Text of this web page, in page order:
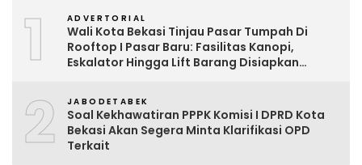
1 ADVERTORIAL
Wali Kota Bekasi Tinjau Pasar Tumpah Di
Rooftop I Pasar Baru: Fasilitas Kanopi,
Eskalator Hingga Lift Barang Disiapkan
2 JABODETABEK
Soal Kekhawatiran PPPK Komisi I DPRD Kota
Bekasi Akan Segera Minta Klarifikasi OPD
Terkait